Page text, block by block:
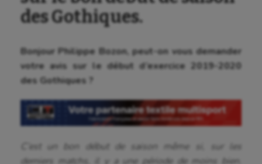
des Gothiques.
Bonjour Philippe Bozon, peut-on vous demander
votre avis sur le début d’exercice 2019-2020
des Gothiques ?
C’est un bon début de saison même si, sur les
derniers matchs, il y a une période de moins bien.